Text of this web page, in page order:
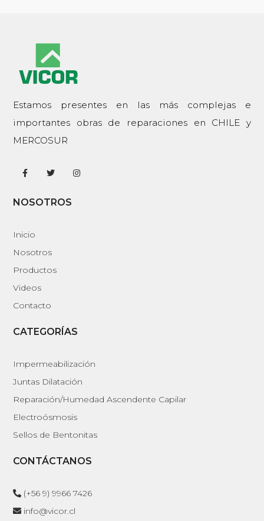
Estamos presentes en las más complejas e
importantes obras de reparaciones en CHILE y
MERCOSUR
NOSOTROS
Inicio
Nosotros
Productos
Videos
Contacto
CATEGORÍAS
Impermeabilización
Juntas Dilatación
Reparación/Humedad Ascendente Capilar
Electroósmosis
Sellos de Bentonitas
CONTÁCTANOS
(+56 9) 9966 7426
info@vicor.cl